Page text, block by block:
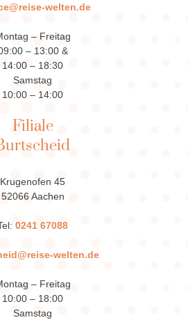
welten.de
– Freitag
– 13:00 &
14:00 – 18:30
Samstag
10:00 – 14:00
Filiale
Krugenofen 45
52066 Aachen
0241 67088
welten.de
– Freitag
10:00 – 18:00
Samstag